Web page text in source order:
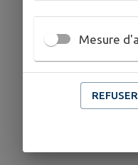
Mesure
REFUSER